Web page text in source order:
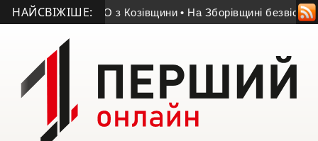
НАЙСВІЖІШЕ:
учасник АТО з Козівщини • На Зборівщині безвісти зник